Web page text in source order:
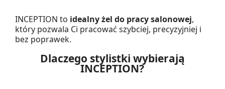
INCEPTION to idealny żel do pracy salonowej,
który pozwala Ci pracować szybciej, precyzyjniej i
bez poprawek.
Dlaczego stylistki wybierają
INCEPTION?